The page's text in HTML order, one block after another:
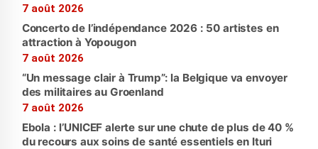
7 août 2026
Concerto de l’indépendance 2026 : 50 artistes en
attraction à Yopougon
7 août 2026
“Un message clair à Trump”: la Belgique va envoyer
des militaires au Groenland
7 août 2026
Ebola : l’UNICEF alerte sur une chute de plus de 40 %
du recours aux soins de santé essentiels en Ituri